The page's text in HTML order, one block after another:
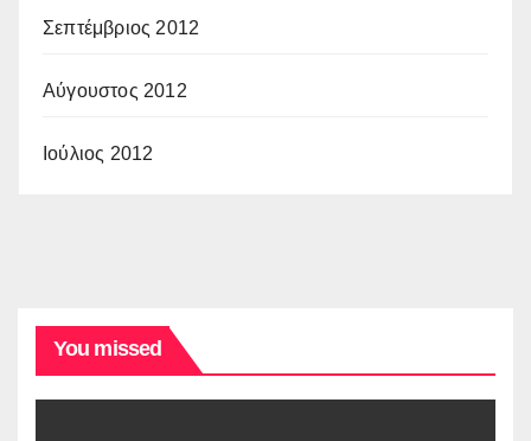
Σεπτέμβριος 2012
Αύγουστος 2012
Ιούλιος 2012
You missed